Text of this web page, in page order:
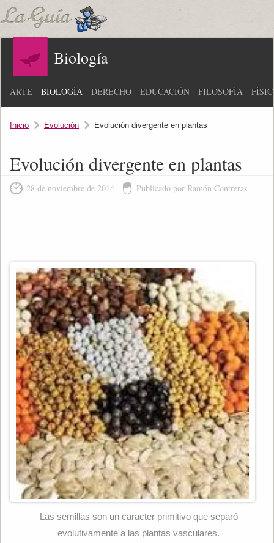
Biología
ARTE BIOLOGÍA DERECHO EDUCACIÓN FILOSOFÍA
Inicio Evolución Evolución divergente en plantas
Evolución divergente en plantas
28 de noviembre de 2014 Publicado por Ramón Contreras
Las semillas son un caracter primitivo que separó
evolutivamente a las plantas vasculares.